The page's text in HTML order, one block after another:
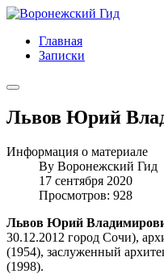
Главная
Записки
Львов Юрий
Информация о материале
By Воронежский Гид
17 сентября 2020
Просмотров: 928
Львов Юрий
30.12.2012 город Сочи),
(1954), заслуженный
(1998).